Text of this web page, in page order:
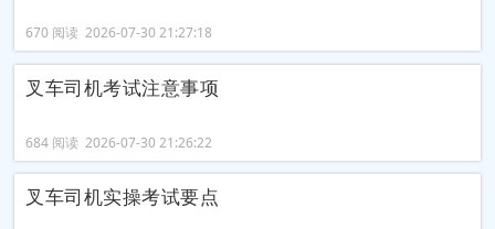
670 阅读 2026-07-30 21:27:18
叉车司机考试注意事项
684 阅读 2026-07-30 21:26:22
叉车司机实操考试要点